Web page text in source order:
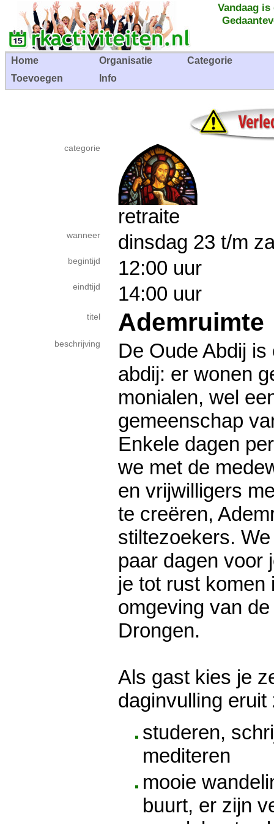
Vandaag
Home Organisatie
Categorie
Toevoegen
Info
categorie
retraite
wanneer dinsdag 23 t/m
begintijd 12:00 uur
eindtijd 14:00 uur
titel Ademruimte
beschrijving
​De Oude Abdij
abdij: er wonen
monialen, wel
gemeenschap
Enkele dagen
we met de
en vrijwilligers
te creëren,
stiltezoekers.
paar dagen voor
je tot rust komen
omgeving van
Drongen.
Als gast kies je
daginvulling eruit
studeren,
mediteren
mooie
buurt, er zijn